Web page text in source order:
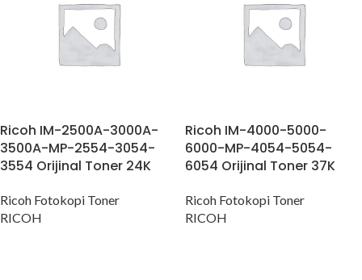
Ricoh IM-2500A-3000A-
3500A-MP-2554-3054-
3554 Orijinal Toner 24K
Ricoh Fotokopi Toner
RICOH
Ricoh IM-4000-5000-
6000-MP-4054-5054-
6054 Orijinal Toner 37K
Ricoh Fotokopi Toner
RICOH